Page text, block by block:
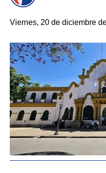
Viernes, 20 de diciembre